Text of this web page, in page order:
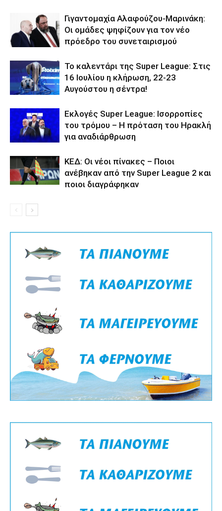
Γιγαντομαχία Αλαφούζου-Μαρινάκη:
Οι ομάδες ψηφίζουν για τον νέο
πρόεδρο του συνεταιρισμού
Το καλεντάρι της Super League: Στις
16 Ιουλίου η κλήρωση, 22-23
Αυγούστου η σέντρα!
Εκλογές Super League: Ισορροπίες
του τρόμου – H πρόταση του Ηρακλή
για αναδιάρθρωση
ΚΕΔ: Οι νέοι πίνακες – Ποιοι
ανέβηκαν από την Super League 2 και
ποιοι διαγράφηκαν